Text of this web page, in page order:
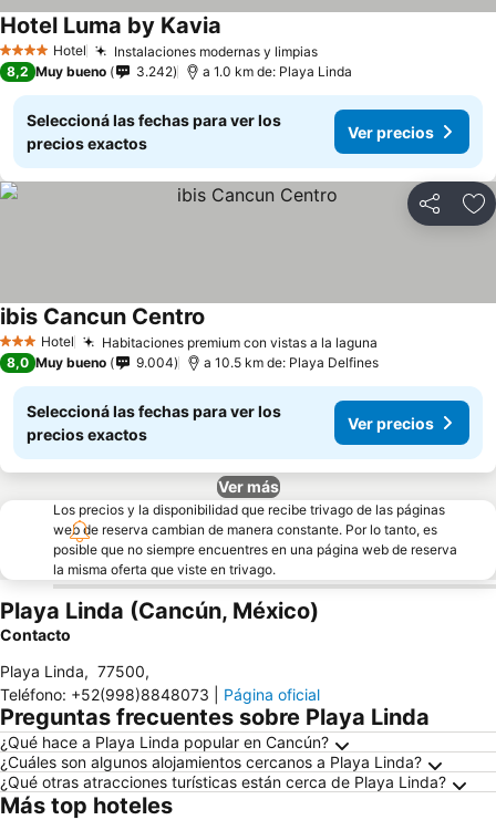
4 EstrellasHotel Instalaciones modernas y limpias
Hotel Luma by Kavia
8,2 Muy bueno 3.242 a 1.0 km de: Playa Linda
Seleccioná las fechas para ver los
precios exactos
Ver precios
Compartir
3 Estrellas
Hotel Habitaciones premium con vistas a la laguna
ibis Cancun Centro
8,0 Muy bueno 9.004 a 10.5 km de: Playa Delfines
Seleccioná las fechas para ver los
precios exactos
Ver precios
Ver más
Los precios y la disponibilidad que recibe trivago de las páginas
web de reserva cambian de manera constante. Por lo tanto, es
posible que no siempre encuentres en una página web de reserva
la misma oferta que viste en trivago.
Playa Linda (Cancún, México)
Contacto
Playa Linda, 77500,
Teléfono: +52(998)8848073 Página oficial
Preguntas frecuentes sobre Playa Linda
¿Qué hace a Playa Linda popular en Cancún?
¿Cuáles son algunos alojamientos cercanos a Playa Linda?
¿Qué otras atracciones turísticas están cerca de Playa Linda?
Más top hoteles